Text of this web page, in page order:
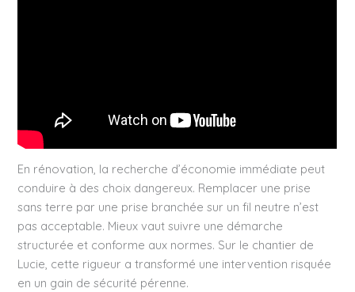
En rénovation, la recherche d’économie immédiate peut
conduire à des choix dangereux. Remplacer une prise
sans terre par une prise branchée sur un fil neutre n’est
pas acceptable. Mieux vaut suivre une démarche
structurée et conforme aux normes. Sur le chantier de
Lucie, cette rigueur a transformé une intervention risquée
en un gain de sécurité pérenne.